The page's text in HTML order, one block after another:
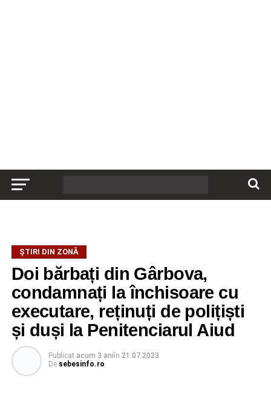
ȘTIRI DIN ZONĂ
Doi bărbați din Gârbova,
condamnați la închisoare cu
executare, reținuți de polițiști
și duși la Penitenciarul Aiud
Publicat acum 3 aniîn 21.07.2023
De sebesinfo.ro